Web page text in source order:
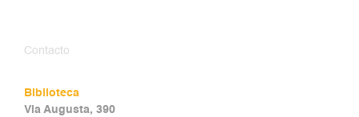
Contacto
Biblioteca
Via Augusta, 390